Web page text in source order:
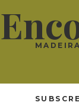
MADEIRA